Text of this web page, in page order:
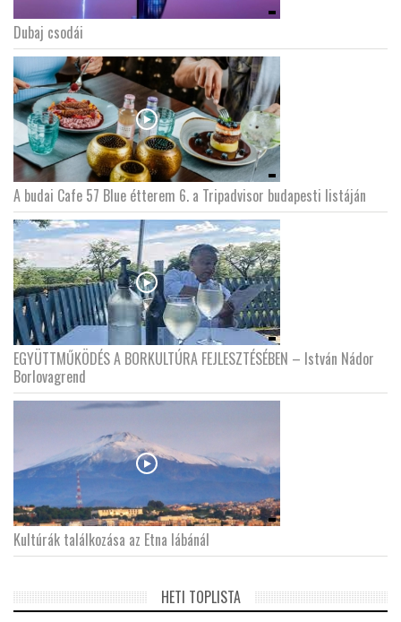
Dubaj csodái
A budai Cafe 57 Blue étterem 6. a Tripadvisor budapesti listáján
EGYÜTTMŰKÖDÉS A BORKULTÚRA FEJLESZTÉSÉBEN – István Nádor
Borlovagrend
Kultúrák találkozása az Etna lábánál
HETI TOPLISTA